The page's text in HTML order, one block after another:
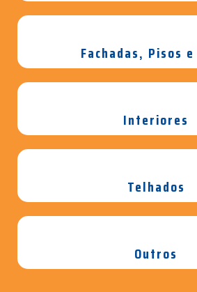
Fachadas, Pisos
Interiores
Telhados
Outros